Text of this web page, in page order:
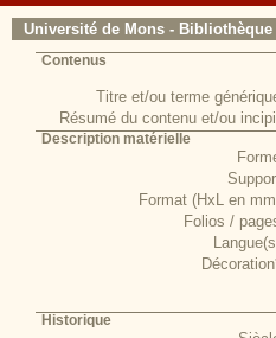
Université de Mons - Bibliothèque
Contenus
Titre et/ou terme
Résumé du contenu et/ou
Description matérielle
Format (HxL en
Folios /
Historique